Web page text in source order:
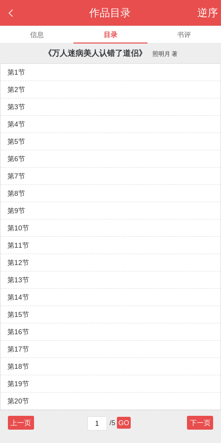
 逆序
作品目录
信息 目录 书评
《万人迷病美人认错了道侣》 照明月 著
第1节
第2节
第3节
第4节
第5节
第6节
第7节
第8节
第9节
第10节
第11节
第12节
第13节
第14节
第15节
第16节
第17节
第18节
第19节
第20节
上一页 /5 GO 下一页